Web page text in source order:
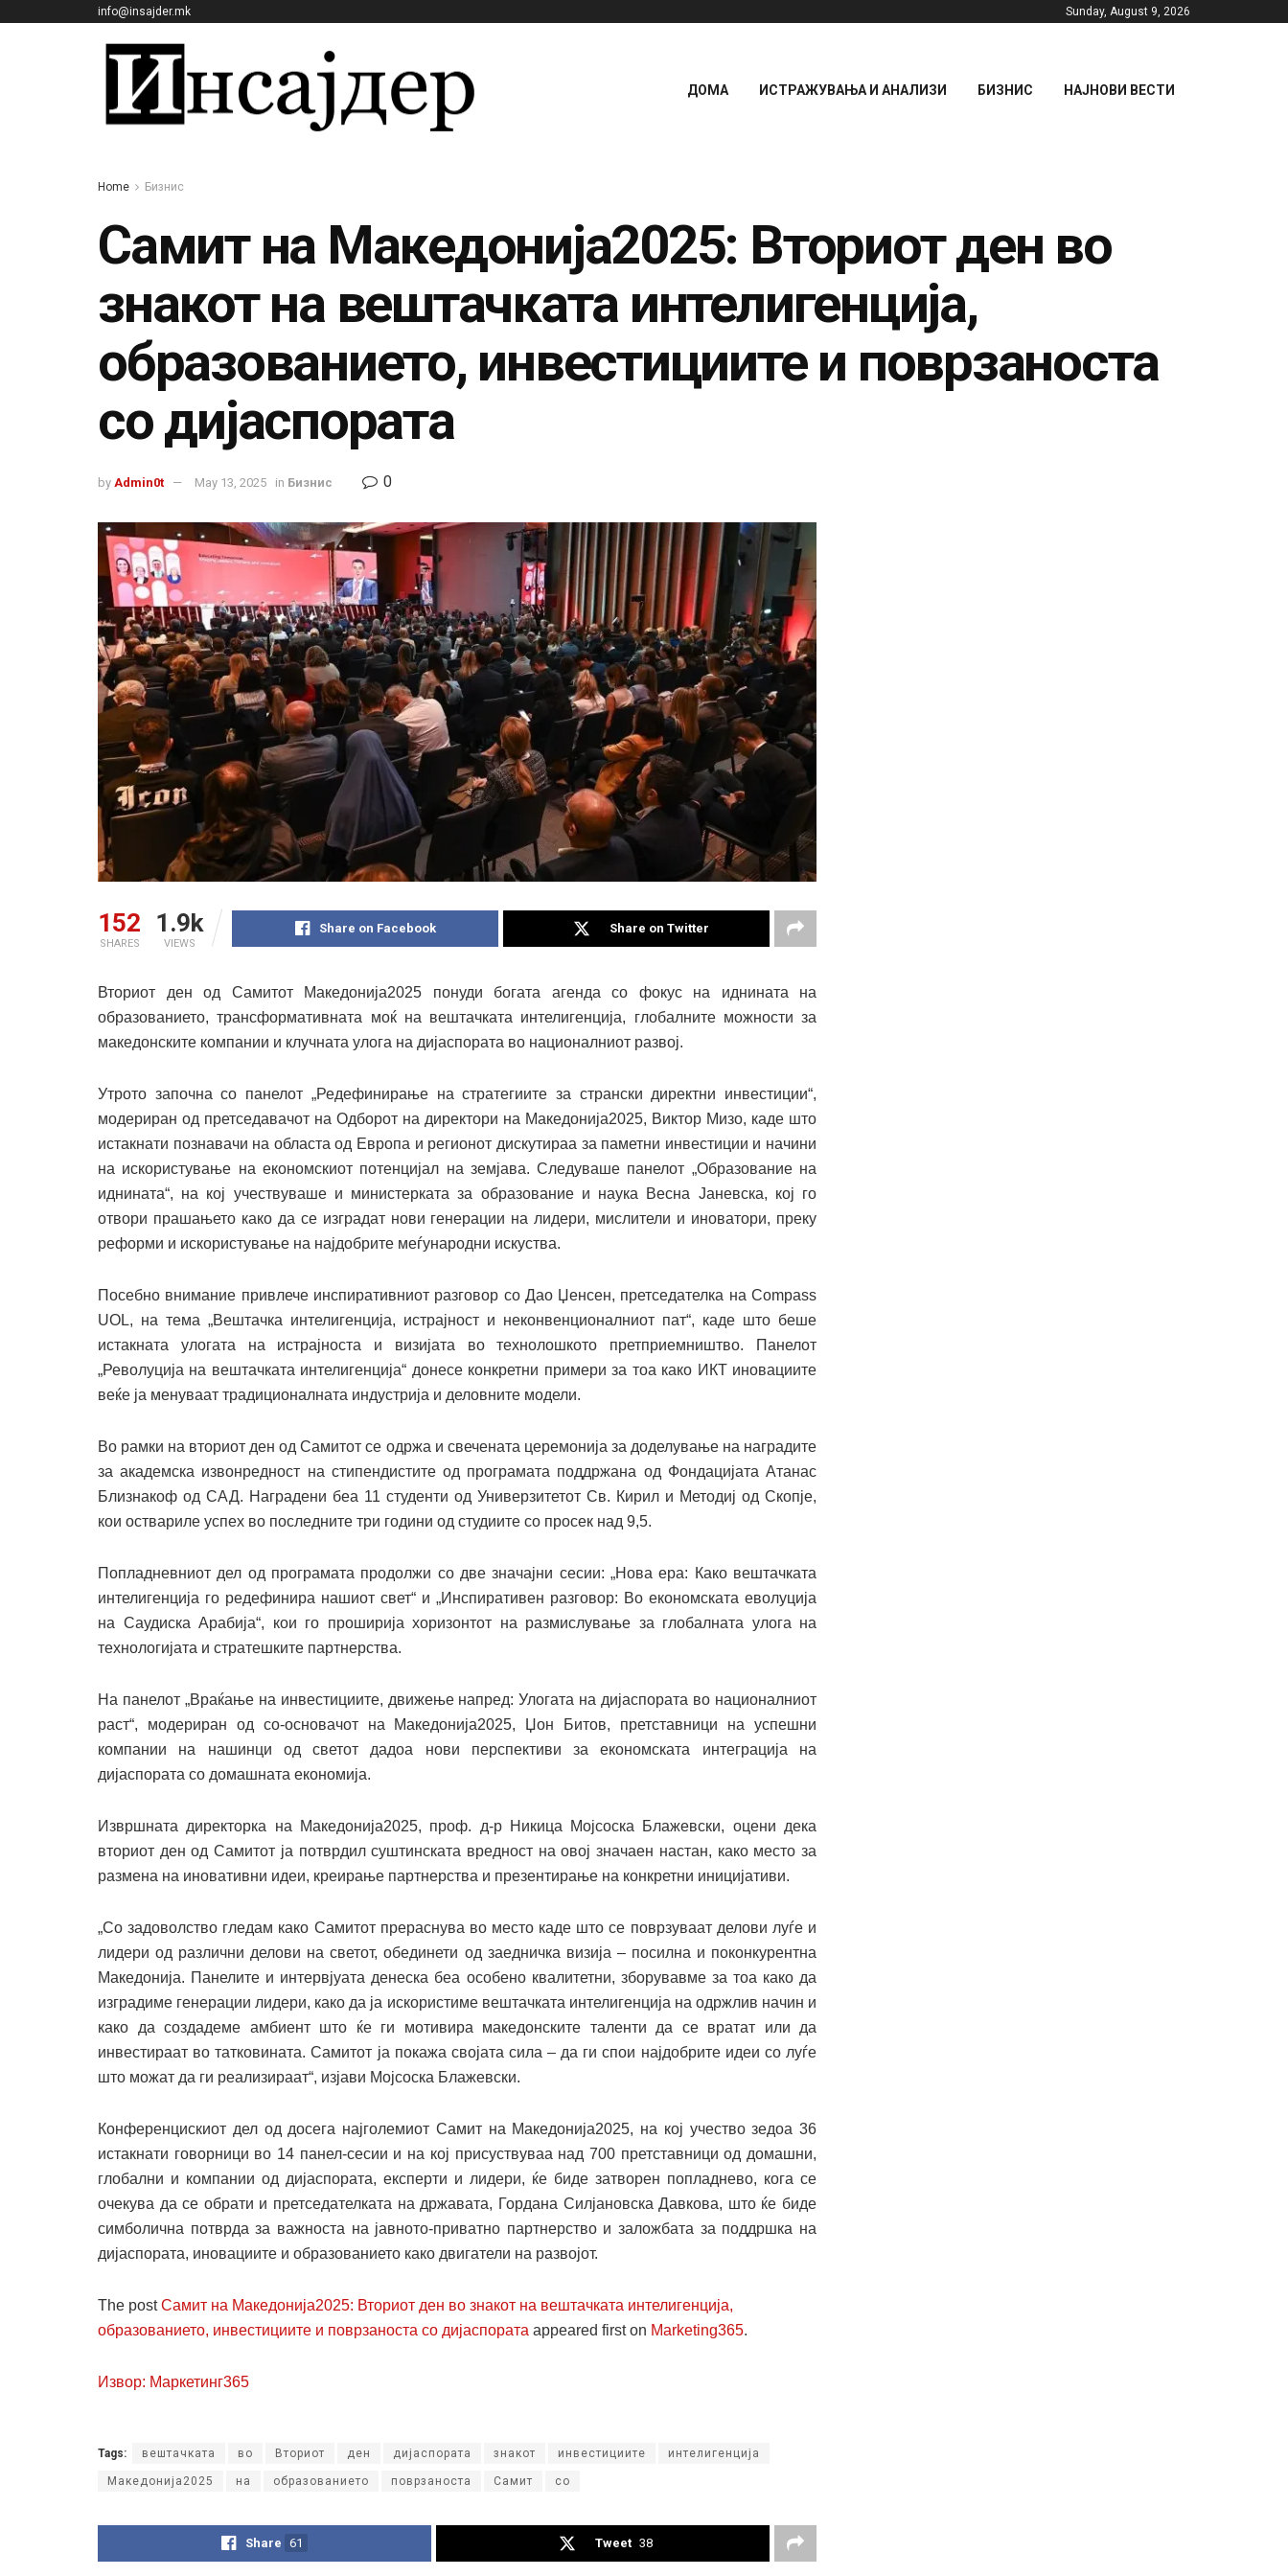
info@insajder.mk Sunday, August 9, 2026
ДОМА ИСТРАЖУВАЊА И АНАЛИЗИ БИЗНИС НАЈНОВИ ВЕСТИ
Home Бизнис
Самит на Македонија2025: Вториот ден во
знакот на вештачката интелигенција,
образованието, инвестициите и поврзаноста
со дијаспората
by Admin0t May 13, 2025 in Бизнис 0
152
SHARES
1.9k
VIEWS
Share on Facebook Share on Twitter
Вториот ден од Самитот Македонија2025 понуди богата агенда со фокус на иднината на
образованието, трансформативната моќ на вештачката интелигенција, глобалните можности за
македонските компании и клучната улога на дијаспората во националниот развој.
Утрото започна со панелот „Редефинирање на стратегиите за странски директни инвестиции“,
модериран од претседавачот на Одборот на директори на Македонија2025, Виктор Мизо, каде што
истакнати познавачи на областа од Европа и регионот дискутираа за паметни инвестиции и начини
на искористување на економскиот потенцијал на земјава. Следуваше панелот „Образование на
иднината“, на кој учествуваше и министерката за образование и наука Весна Јаневска, кој го
отвори прашањето како да се изградат нови генерации на лидери, мислители и иноватори, преку
реформи и искористување на најдобрите меѓународни искуства.
Посебно внимание привлече инспиративниот разговор со Дао Џенсен, претседателка на Compass
UOL, на тема „Вештачка интелигенција, истрајност и неконвенционалниот пат“, каде што беше
истакната улогата на истрајноста и визијата во технолошкото претприемништво. Панелот
„Револуција на вештачката интелигенција“ донесе конкретни примери за тоа како ИКТ иновациите
веќе ја менуваат традиционалната индустрија и деловните модели.
Во рамки на вториот ден од Самитот се одржа и свечената церемонија за доделување на наградите
за академска извонредност на стипендистите од програмата поддржана од Фондацијата Атанас
Близнакоф од САД. Наградени беа 11 студенти од Универзитетот Св. Кирил и Методиј од Скопје,
кои оствариле успех во последните три години од студиите со просек над 9,5.
Попладневниот дел од програмата продолжи со две значајни сесии: „Нова ера: Како вештачката
интелигенција го редефинира нашиот свет“ и „Инспиративен разговор: Во економската еволуција
на Саудиска Арабија“, кои го проширија хоризонтот на размислување за глобалната улога на
технологијата и стратешките партнерства.
На панелот „Враќање на инвестициите, движење напред: Улогата на дијаспората во националниот
раст“, модериран од со-основачот на Македонија2025, Џон Битов, претставници на успешни
компании на нашинци од светот дадоа нови перспективи за економската интеграција на
дијаспората со домашната економија.
Извршната директорка на Македонија2025, проф. д-р Никица Мојсоска Блажевски, оцени дека
вториот ден од Самитот ја потврдил суштинската вредност на овој значаен настан, како место за
размена на иновативни идеи, креирање партнерства и презентирање на конкретни иницијативи.
„Со задоволство гледам како Самитот прераснува во место каде што се поврзуваат делови луѓе и
лидери од различни делови на светот, обединети од заедничка визија – посилна и поконкурентна
Македонија. Панелите и интервјуата денеска беа особено квалитетни, зборувавме за тоа како да
изградиме генерации лидери, како да ја искористиме вештачката интелигенција на одржлив начин и
како да создадеме амбиент што ќе ги мотивира македонските таленти да се вратат или да
инвестираат во татковината. Самитот ја покажа својата сила – да ги спои најдобрите идеи со луѓе
што можат да ги реализираат“, изјави Мојсоска Блажевски.
Конференцискиот дел од досега најголемиот Самит на Македонија2025, на кој учество зедоа 36
истакнати говорници во 14 панел-сесии и на кој присуствуваа над 700 претставници од домашни,
глобални и компании од дијаспората, експерти и лидери, ќе биде затворен попладнево, кога се
очекува да се обрати и претседателката на државата, Гордана Силјановска Давкова, што ќе биде
симболична потврда за важноста на јавното-приватно партнерство и заложбата за поддршка на
дијаспората, иновациите и образованието како двигатели на развојот.
The postСамит на Македонија2025: Вториот ден во знакот на вештачката интелигенција,
образованието, инвестициите и поврзаноста со дијаспората appeared first on Marketing365.
Извор: Маркетинг365
Tags: вештачката во Вториот ден дијаспората знакот инвестициите интелигенција
Македонија2025 на образованието поврзаноста Самит со
Share 61 Tweet 38